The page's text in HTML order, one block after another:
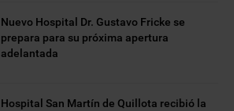
Nuevo Hospital Dr. Gustavo Fricke se
prepara para su próxima apertura
adelantada
Hospital San Martín de Quillota recibió la